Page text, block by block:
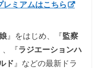
レミアムはこちら
』をはじめ、『監察
、『ラジエーションハ
ド 』などの最新ドラ